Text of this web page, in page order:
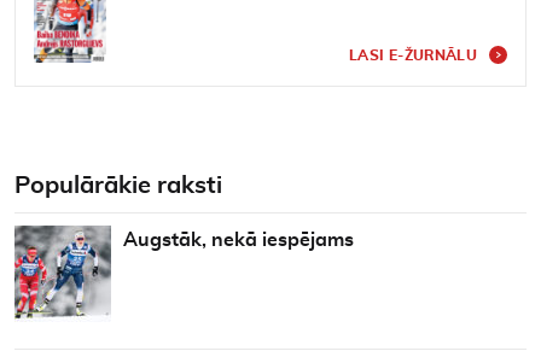
LASI E-ŽURNĀLU
Populārākie raksti
Augstāk, nekā iespējams